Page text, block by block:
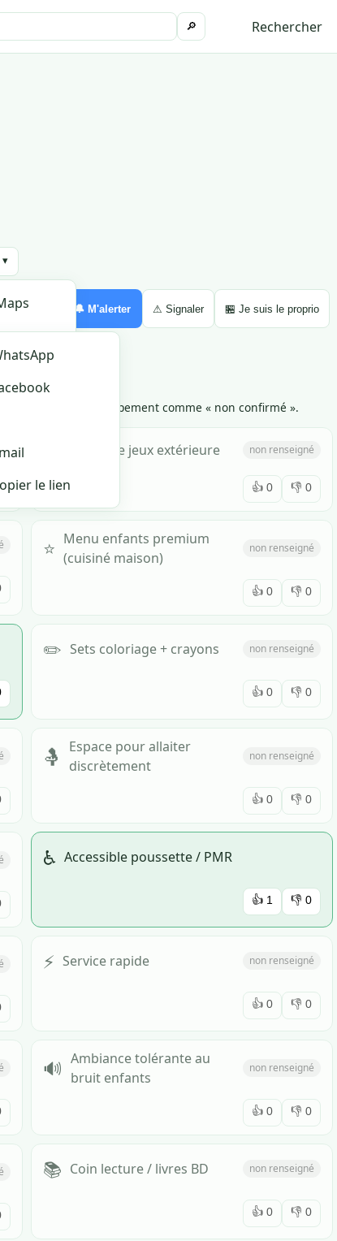
🔎 Rechercher
▾
le lien
🔔 M'alerter ⚠ Signaler 🏪 Je suis le proprio
✗, on marque l'équipement comme « non confirmé ».
Plaine de jeux extérieure non renseigné
👍 0 👎 0
⭐ Menu enfants premium
(cuisiné maison)
non renseigné
👍 0 👎 0
✏️ Sets coloriage + crayons non renseigné
👍 0 👎 0
🤱
Espace pour allaiter
discrètement
non renseigné
👍 0 👎 0
♿ Accessible poussette / PMR
👍 1 👎 0
⚡ Service rapide non renseigné
👍 0 👎 0
🔊 Ambiance tolérante au
bruit enfants
non renseigné
👍 0 👎 0
📚 Coin lecture / livres BD non renseigné
👍 0 👎 0